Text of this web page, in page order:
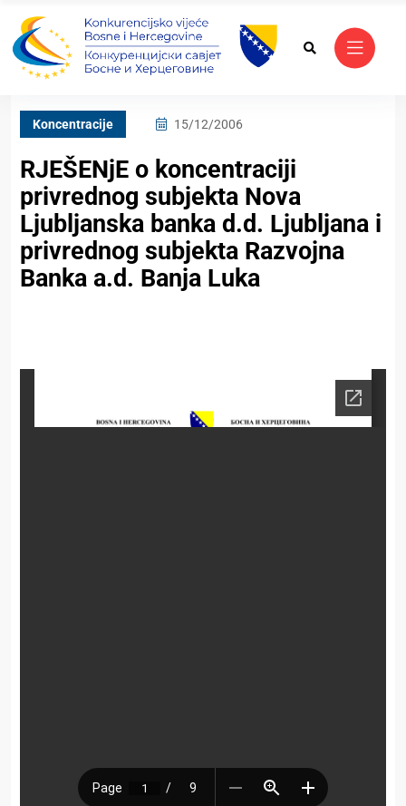
Koncentracije 15/12/2006
RJEŠENjE o koncentraciji
privrednog subjekta Nova
Ljubljanska banka d.d. Ljubljana i
privrednog subjekta Razvojna
Banka a.d. Banja Luka